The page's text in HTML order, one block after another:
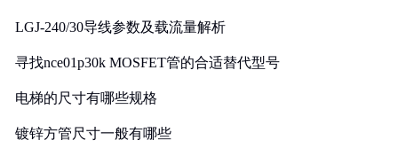
LGJ-240/30导线参数及载流量解析
寻找nce01p30k MOSFET管的合适替代型号
电梯的尺寸有哪些规格
镀锌方管尺寸一般有哪些